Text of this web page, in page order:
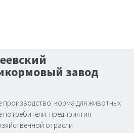
завод
производство: корма для животных
предприятия
отрасли